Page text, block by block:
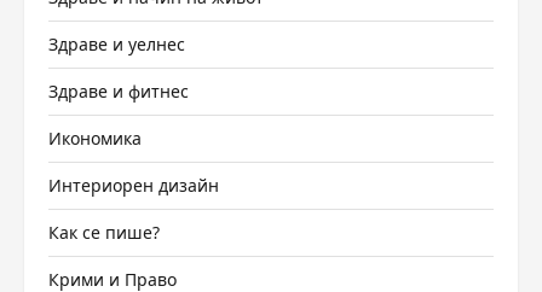
Здраве и уелнес
Здраве и фитнес
Икономика
Интериорен дизайн
Как се пише?
Крими и Право